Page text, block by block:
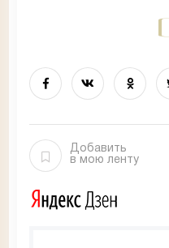
Добавить
в мою ленту